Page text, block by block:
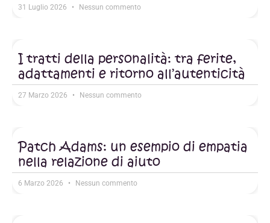
31 Luglio 2026 Nessun commento
I tratti della personalità: tra ferite,
adattamenti e ritorno all’autenticità
27 Marzo 2026 Nessun commento
Patch Adams: un esempio di empatia
nella relazione di aiuto
6 Marzo 2026 Nessun commento